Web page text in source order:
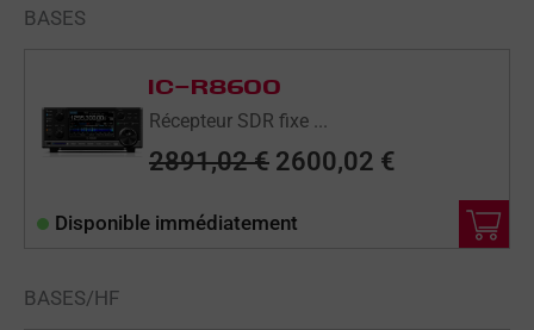
BASES
IC-R8600
Récepteur SDR fixe ...
2891,02€
PRIX
INITIAL
2891,02 €.
2600,02 €
Disponible immédiatement
BASES/HF